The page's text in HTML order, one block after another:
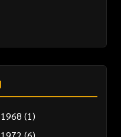
1968 (1)